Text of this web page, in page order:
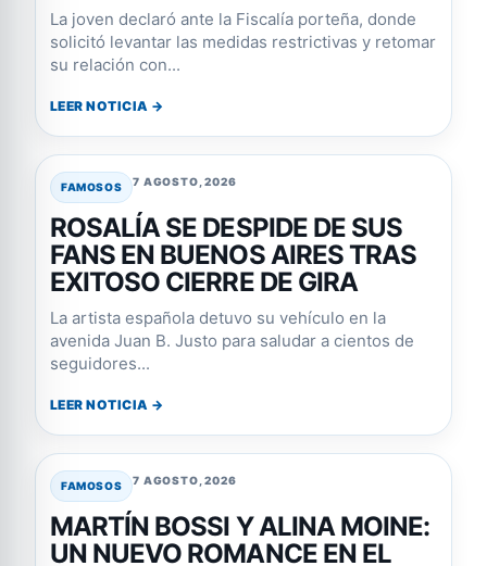
La joven declaró ante la Fiscalía porteña, donde
solicitó levantar las medidas restrictivas y retomar
su relación con...
LEER NOTICIA →
FAMOSOS 7 AGOSTO, 2026
ROSALÍA SE DESPIDE DE SUS
FANS EN BUENOS AIRES TRAS
EXITOSO CIERRE DE GIRA
La artista española detuvo su vehículo en la
avenida Juan B. Justo para saludar a cientos de
seguidores...
LEER NOTICIA →
FAMOSOS 7 AGOSTO, 2026
MARTÍN BOSSI Y ALINA MOINE:
UN NUEVO ROMANCE EN EL